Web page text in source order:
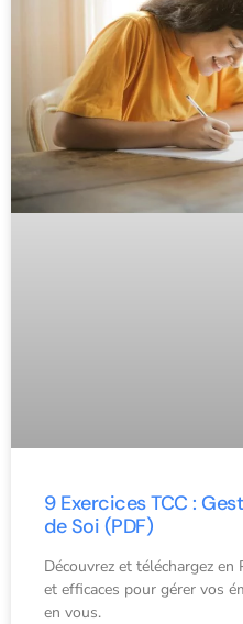
9 Exercices TCC :
de Soi (PDF)
Découvrez et téléchargez en
et efficaces pour gérer vos
en vous.